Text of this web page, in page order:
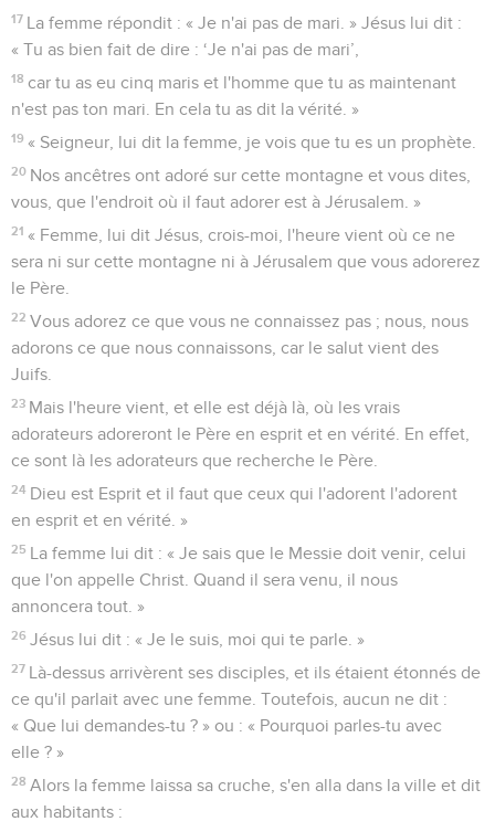
17 La femme répondit : « Je n'ai pas de mari. » Jésus lui dit :
« Tu as bien fait de dire : ‘Je n'ai pas de mari’,
18 car tu as eu cinq maris et l'homme que tu as maintenant
n'est pas ton mari. En cela tu as dit la vérité. »
19 « Seigneur, lui dit la femme, je vois que tu es un prophète.
20 Nos ancêtres ont adoré sur cette montagne et vous dites,
vous, que l'endroit où il faut adorer est à Jérusalem. »
21 « Femme, lui dit Jésus, crois-moi, l'heure vient où ce ne
sera ni sur cette montagne ni à Jérusalem que vous adorerez
le Père.
22 Vous adorez ce que vous ne connaissez pas ; nous, nous
adorons ce que nous connaissons, car le salut vient des
Juifs.
23 Mais l'heure vient, et elle est déjà là, où les vrais
adorateurs adoreront le Père en esprit et en vérité. En effet,
ce sont là les adorateurs que recherche le Père.
24 Dieu est Esprit et il faut que ceux qui l'adorent l'adorent
en esprit et en vérité. »
25 La femme lui dit : « Je sais que le Messie doit venir, celui
que l'on appelle Christ. Quand il sera venu, il nous
annoncera tout. »
26 Jésus lui dit : « Je le suis, moi qui te parle. »
27 Là-dessus arrivèrent ses disciples, et ils étaient étonnés de
ce qu'il parlait avec une femme. Toutefois, aucun ne dit :
« Que lui demandes-tu ? » ou : « Pourquoi parles-tu avec
elle ? »
28 Alors la femme laissa sa cruche, s'en alla dans la ville et dit
aux habitants :